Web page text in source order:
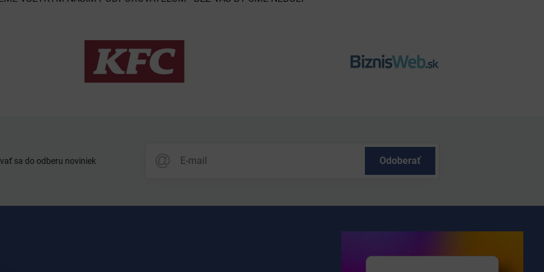
Odoberať
sa do odberu noviniek